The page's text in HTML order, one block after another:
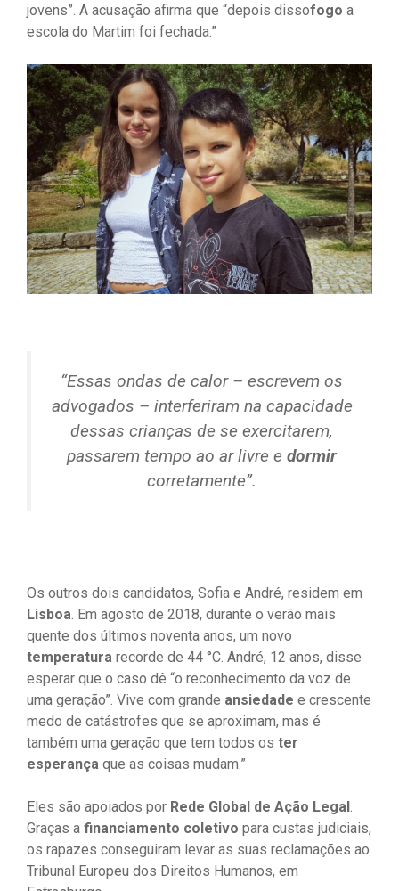
jovens”. A acusação afirma que “depois dissofogo a
escola do Martim foi fechada.”
“Essas ondas de calor – escrevem os
advogados – interferiram na capacidade
dessas crianças de se exercitarem,
passarem tempo ao ar livre e dormir
corretamente”.
Os outros dois candidatos, Sofia e André, residem em
Lisboa. Em agosto de 2018, durante o verão mais
quente dos últimos noventa anos, um novo
temperatura recorde de 44 °C. André, 12 anos, disse
esperar que o caso dê “o reconhecimento da voz de
uma geração”. Vive com grande ansiedade e crescente
medo de catástrofes que se aproximam, mas é
também uma geração que tem todos os ter
esperança que as coisas mudam.”
Eles são apoiados por Rede Global de Ação Legal .
Graças a financiamento coletivo para custas judiciais,
os rapazes conseguiram levar as suas reclamações ao
Tribunal Europeu dos Direitos Humanos, em